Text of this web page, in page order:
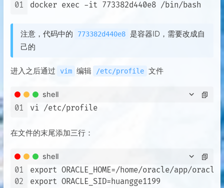
01
注意，代码中的 773382d440e8
是容器ID，需要改成自
己的
进入之后通过 vim 编辑 /etc/profile 文件
shell
01
在文件的末尾添加三行：
shell
01
02
export ORACLE_HOME=/home/oracle/app/
export ORACLE_SID=huangge1199